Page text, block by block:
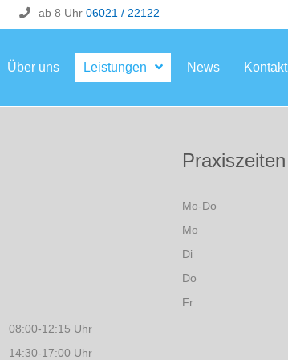
ab 8 Uhr 06021 / 22122
Über uns Leistungen News Kontakt
08:00-12:15 Uhr
14:30-17:00 Uhr
Praxiszeiten
Mo-Do
Mo
Di
Do
Fr